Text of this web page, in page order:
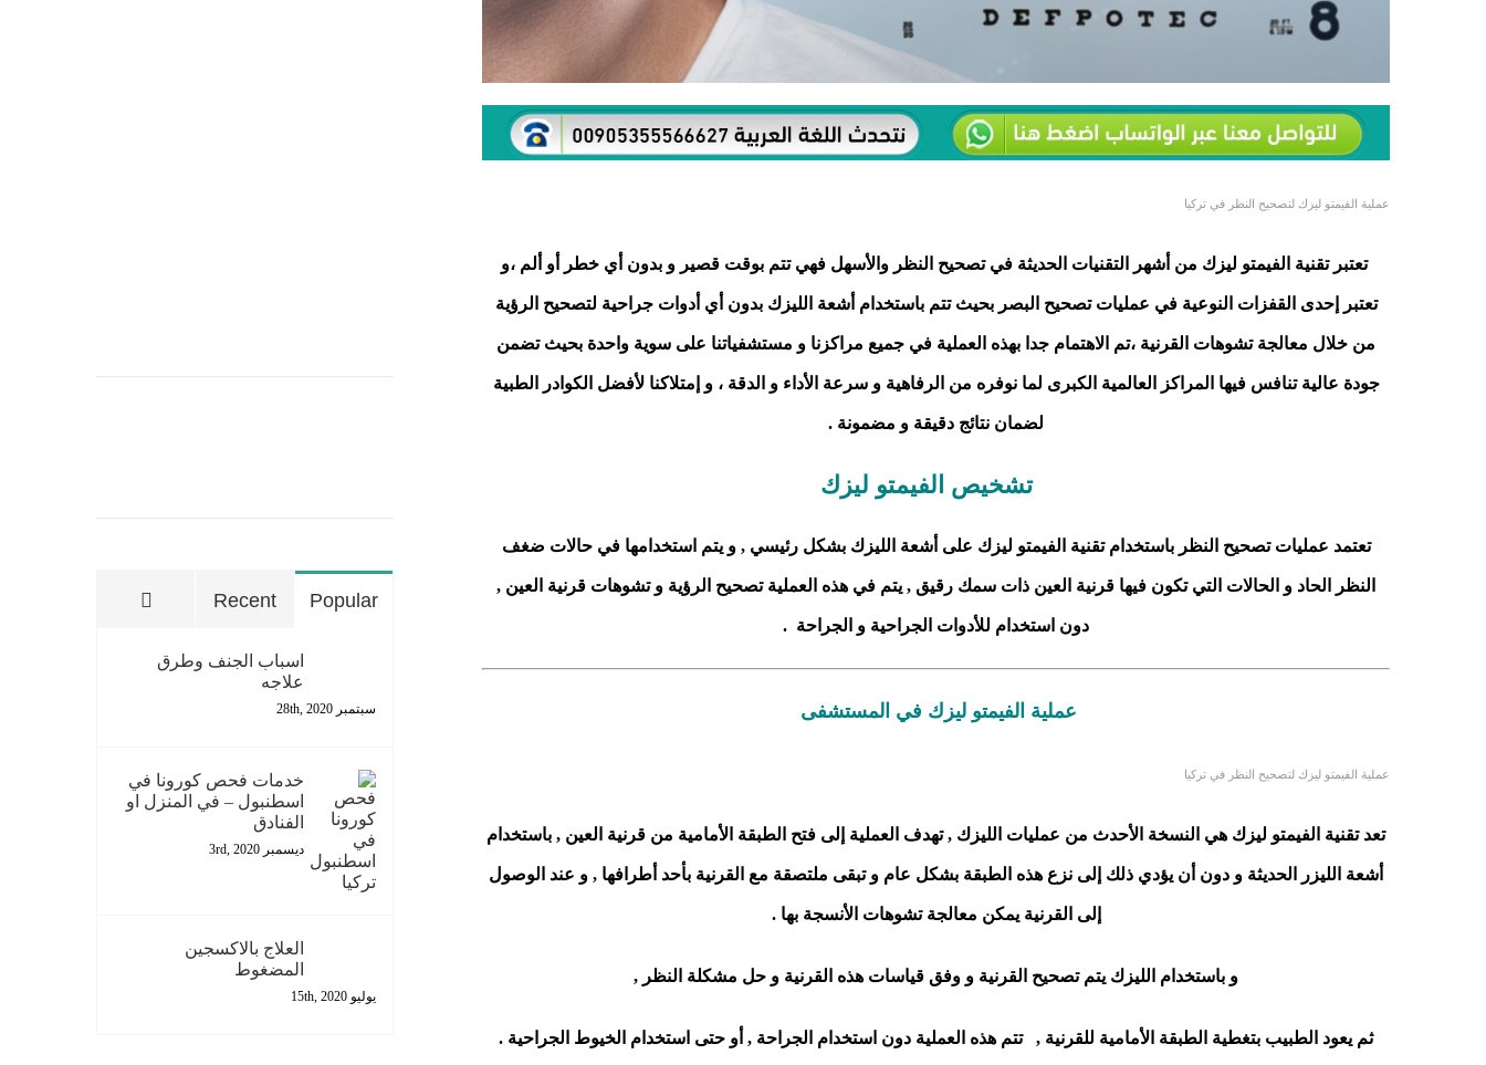
عملية الفيمتو ليزك لتصحيح النظر في تركيا
تعتبر تقنية الفيمتو ليزك من أشهر التقنيات الحديثة في تصحيح النظر والأسهل فهي تتم بوقت قصير و بدون أي خطر أو ألم ،و
تعتبر إحدى القفزات النوعية في عمليات تصحيح البصر بحيث تتم باستخدام أشعة الليزك بدون أي أدوات جراحية لتصحيح الرؤية
من خلال معالجة تشوهات القرنية ،تم الاهتمام جدا بهذه العملية في جميع مراكزنا و مستشفياتنا على سوية واحدة بحيث تضمن
جودة عالية تنافس فيها المراكز العالمية الكبرى لما نوفره من الرفاهية و سرعة الأداء و الدقة ، و إمتلاكنا لأفضل الكوادر الطبية
لضمان نتائج دقيقة و مضمونة .
تشخيص الفيمتو ليزك
تعتمد عمليات تصحيح النظر باستخدام تقنية الفيمتو ليزك على أشعة الليزك بشكل رئيسي , و يتم استخدامها في حالات ضغف
النظر الحاد و الحالات التي تكون فيها قرنية العين ذات سمك رقيق , يتم في هذه العملية تصحيح الرؤية و تشوهات قرنية العين ,
دون استخدام للأدوات الجراحية و الجراحة .
عملية الفيمتو ليزك في المستشفى
عملية الفيمتو ليزك لتصحيح النظر في تركيا
تعد تقنية الفيمتو ليزك هي النسخة الأحدث من عمليات الليزك , تهدف العملية إلى فتح الطبقة الأمامية من قرنية العين , باستخدام
أشعة الليزر الحديثة و دون أن يؤدي ذلك إلى نزع هذه الطبقة بشكل عام و تبقى ملتصقة مع القرنية بأحد أطرافها , و عند الوصول
إلى القرنية يمكن معالجة تشوهات الأنسجة بها .
و باستخدام الليزك يتم تصحيح القرنية و وفق قياسات هذه القرنية و حل مشكلة النظر ,
ثم يعود الطبيب بتغطية الطبقة الأمامية للقرنية ,تتم هذه العملية دون استخدام الجراحة , أو حتى استخدام الخيوط الجراحية .
Popular
Recent
اسباب الجنف وطرق
علاجه
سبتمبر 28th, 2020
خدمات فحص كورونا في
اسطنبول – في المنزل او
الفنادق
ديسمبر 3rd, 2020
العلاج بالاكسجين
المضغوط
يوليو 15th, 2020